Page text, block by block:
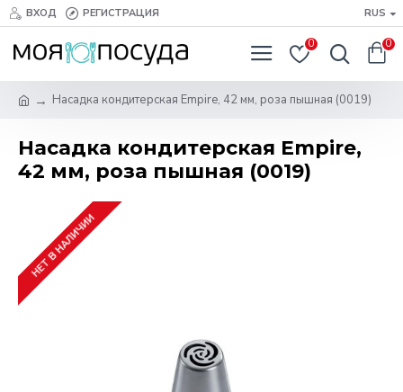
ВХОД РЕГИСТРАЦИЯ RUS
0 0
Насадка кондитерская Empire, 42 мм, роза пышная (0019)
Насадка кондитерская Empire,
42 мм, роза пышная (0019)
НЕТ В НАЛИЧИИ